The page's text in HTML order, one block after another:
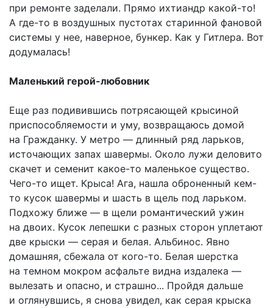
при ремонте заделали. Прямо ихтиандр какой-то!
А где-то в воздушных пустотах старинной фановой
системы у нее, наверное, бункер. Как у Гитлера. Вот
додумалась!
Маленький герой-любовник
Еще раз подивившись потрясающей крысиной
приспособляемости и уму, возвращаюсь домой
на Гражданку. У метро — длинный ряд ларьков,
источающих запах шавермы. Около лужи деловито
скачет и семенит какое-то маленькое существо.
Чего-то ищет. Крыса! Ага, нашла оброненный кем-
то кусок шавермы и шасть в щель под ларьком.
Подхожу ближе — в щели романтический ужин
на двоих. Кусок лепешки с разных сторон уплетают
две крыски — серая и белая. Альбинос. Явно
домашняя, сбежала от кого-то. Белая шерстка
на темном мокром асфальте видна издалека —
вылезать и опасно, и страшно... Пройдя дальше
и оглянувшись, я снова увидел, как серая крыска